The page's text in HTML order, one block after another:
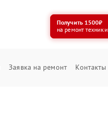
Получить 1500₽
на ремонт техники
Заявка на ремонт Контакты